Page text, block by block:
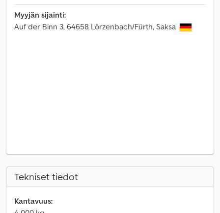
Myyjän sijainti:
Auf der Binn 3, 64658 Lörzenbach/Fürth, Saksa
Tekniset tiedot
Kantavuus: